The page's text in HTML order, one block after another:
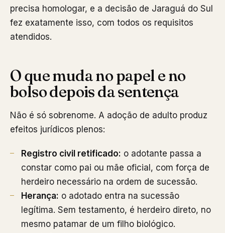
precisa homologar, e a decisão de Jaraguá do Sul
fez exatamente isso, com todos os requisitos
atendidos.
O que muda no papel e no
bolso depois da sentença
Não é só sobrenome. A adoção de adulto produz
efeitos jurídicos plenos:
Registro civil retificado: o adotante passa a
constar como pai ou mãe oficial, com força de
herdeiro necessário na ordem de sucessão.
Herança: o adotado entra na sucessão
legítima. Sem testamento, é herdeiro direto, no
mesmo patamar de um filho biológico.